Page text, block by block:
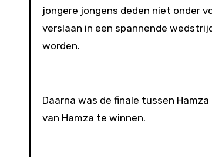
jongere jongens deden niet onder
verslaan in een spannende
worden.
Daarna was de finale tussen
van Hamza te winnen.